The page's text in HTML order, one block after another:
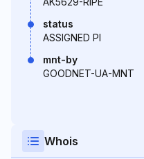
status
ASSIGNED PI
mnt-by
GOODNET-UA-MNT
Whois